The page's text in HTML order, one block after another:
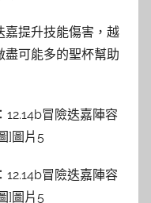
嘉提升技能傷害，越
盡可能多的聖杯幫助